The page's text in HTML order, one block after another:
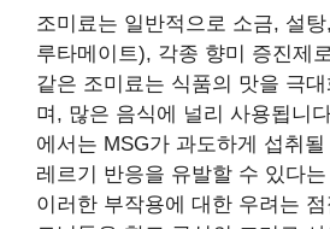
조미료는 일반적으로 소금, 설
루타메이트), 각종 향미 증진제
같은 조미료는 식품의 맛을 극
며, 많은 음식에 널리 사용됩니
에서는 MSG가 과도하게 섭취
레르기 반응을 유발할 수 있다
이러한 부작용에 대한 우려는